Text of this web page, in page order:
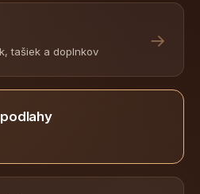
tašiek a doplnkov
→